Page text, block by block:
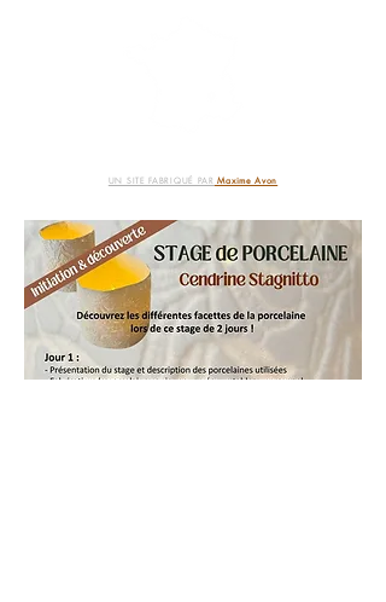
UN SITE FABRIQUÉ PAR Maxime Avon